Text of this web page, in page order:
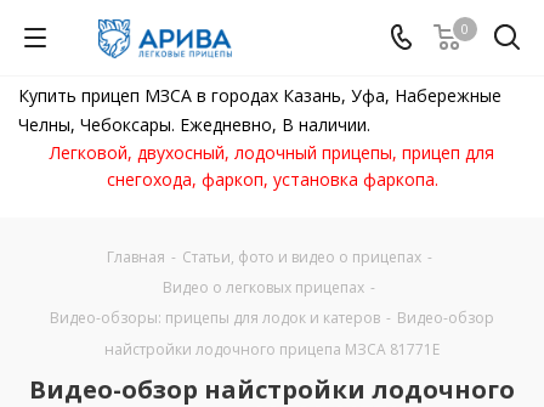
0
Купить прицеп МЗСА в городах Казань, Уфа, Набережные
Челны, Чебоксары. Ежедневно, В наличии.
Легковой, двухосный, лодочный прицепы, прицеп для
снегохода, фаркоп, установка фаркопа.
Главная - Статьи, фото и видео о прицепах -
Видео о легковых прицепах -
Видео-обзоры: прицепы для лодок и катеров - Видео-обзор
найстройки лодочного прицепа МЗСА 81771Е
Видео-обзор найстройки лодочного